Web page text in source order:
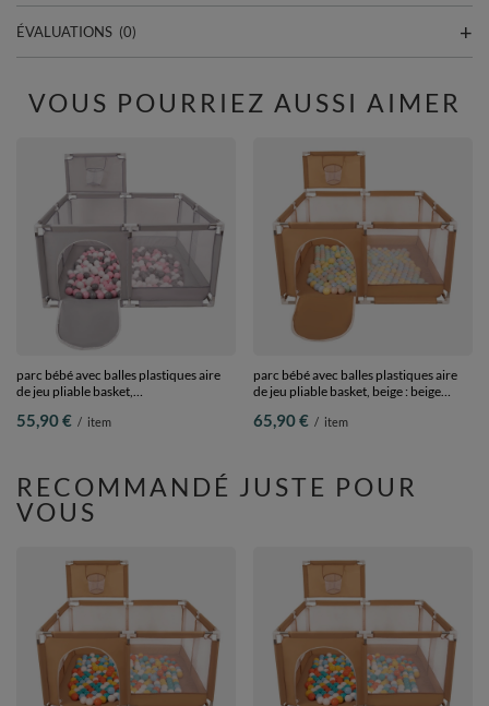
ÉVALUATIONS (0)
VOUS POURRIEZ AUSSI AIMER
parc bébé avec balles plastiques aire
de jeu pliable basket,
55,90 € / item
parc bébé avec balles plastiques aire
de jeu pliable basket, beige : beige
pastel/menthe, 200 balles
65,90 € / item
RECOMMANDÉ JUSTE POUR
VOUS